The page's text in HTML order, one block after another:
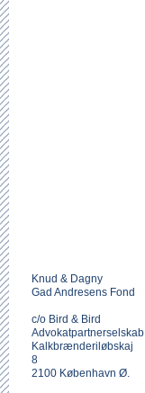
Knud & Dagny
Gad Andresens Fond
c/o Bird & Bird
Advokatpartnerselskab
Kalkbrænderiløbskaj
8
2100 København Ø.